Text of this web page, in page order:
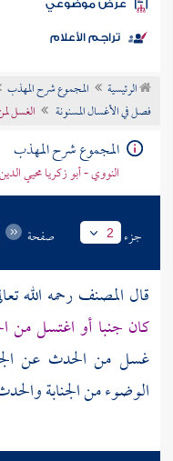
الكتب
موضوعي
تراجم الأعلام
الرئيسية المجموع شرح المهذب
فصل في الأغسال المسنونة
الغسل
المجموع شرح المهذب
النووي - أبو زكريا محيي
جزء 2 صفحة
قال المصنفرحمه الله
كان جنبا أو اغتسل من
غسل من الحدث عن
الوضوء من الجنابة